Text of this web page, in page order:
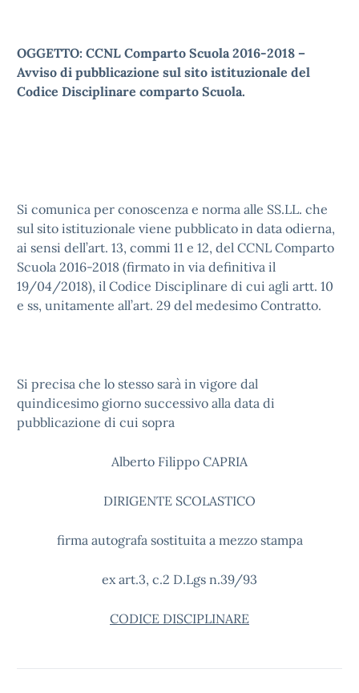
OGGETTO: CCNL Comparto Scuola 2016-2018 –
Avviso di pubblicazione sul sito istituzionale del
Codice Disciplinare comparto Scuola.
Si comunica per conoscenza e norma alle SS.LL. che
sul sito istituzionale viene pubblicato in data odierna,
ai sensi dell’art. 13, commi 11 e 12, del CCNL Comparto
Scuola 2016-2018 (firmato in via definitiva il
19/04/2018), il Codice Disciplinare di cui agli artt. 10
e ss, unitamente all’art. 29 del medesimo Contratto.
Si precisa che lo stesso sarà in vigore dal
quindicesimo giorno successivo alla data di
pubblicazione di cui sopra
Alberto Filippo CAPRIA
DIRIGENTE SCOLASTICO
firma autografa sostituita a mezzo stampa
ex art.3, c.2 D.Lgs n.39/93
CODICE DISCIPLINARE